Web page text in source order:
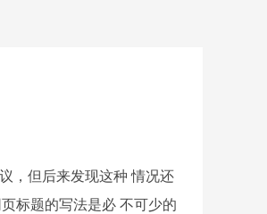
，但后来发现这种 情况还
标题的写法是必 不可少的